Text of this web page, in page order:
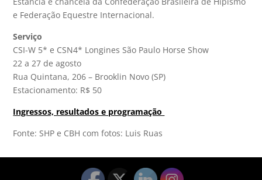
e Federação Equestre Internacional.
Serviço
CSI-W 5* e CSN4* Longines São Paulo Horse Show
22 a 27 de agosto
Rua Quintana, 206 – Brooklin Novo (SP)
Estacionamento: R$ 50
Ingressos, resultados e programação
Fonte: SHP e CBH com fotos: Luis Ruas